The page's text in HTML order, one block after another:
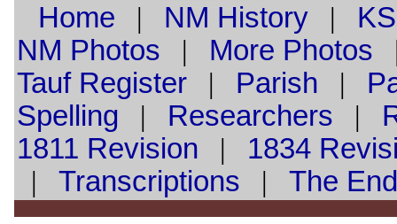
Home | NM History|
NM Photos | More Photos
TaufRegister| Parish |
Spelling | Researchers |
1811 Revision | 1834
| Transcriptions | The End